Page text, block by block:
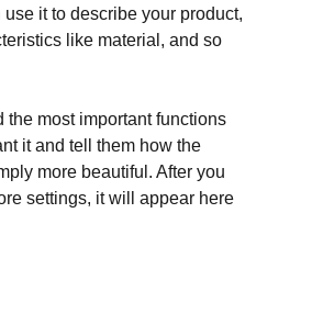
it to describe your product,
like material, and so
most important functions
it and tell them how the
more beautiful. After you
settings, it will appear here